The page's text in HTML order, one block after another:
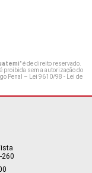
" é de direito reservado.
proibida sem a autorização do
Penal – Lei 9610/98 - Lei de
260